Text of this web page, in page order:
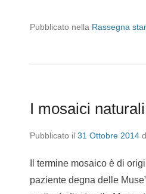
Pubblicato nella Rassegna
I mosaici
Pubblicato il 31 Ottobre 2014
Il termine mosaico è di
paziente degna delle